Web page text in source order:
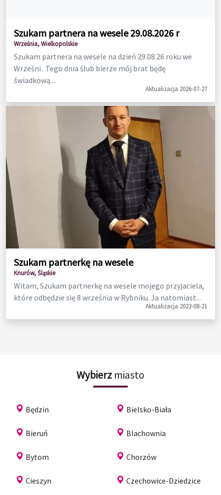
Szukam partnera na wesele 29.08.2026 r
Września, Wielkopolskie
Szukam partnera na wesele na dzień 29.08.26 roku we
Wrześni . Tego dnia ślub bierze mój brat będę
świadkową....
Aktualizacja 2026-07-27
Szukam partnerkę na wesele
Knurów, Śląskie
Witam, Szukam partnerkę na wesele mojego przyjaciela,
które odbędzie się 8 września w Rybniku. Ja natomiast...
Aktualizacja 2022-08-21
Wybierz miasto
Będzin Bielsko-Biała
Bieruń Blachownia
Bytom Chorzów
Cieszyn Czechowice-Dziedzice